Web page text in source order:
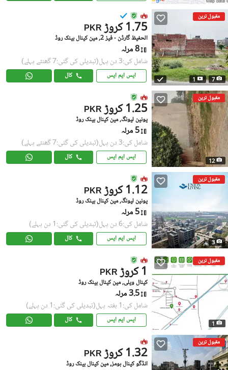
مقبول ترین
7
1
PKR 1.75 کروڑ
الحفیظ گارڈن - فیز 2, مین کینال بینک روڈ
8 مرلہ
شامل کی:3 دن پہل (تبدیلی کی گئی:7 گھنٹے پہلے)
ایس ایم ایس کال
مقبول ترین
12
PKR 1.25 کروڑ
یونین لیونگ, مین کینال بینک روڈ
5 مرلہ
شامل کی:3 دن پہل (تبدیلی کی گئی:7 گھنٹے پہلے)
ایس ایم ایس کال
مقبول ترین
3
PKR 1.12 کروڑ
یونین لیونگ, مین کینال بینک روڈ
5 مرلہ
شامل کی:6 دن پہل (تبدیلی کی گئی:1 دن پہلے)
ایس ایم ایس کال
مقبول ترین
1
PKR 1 کروڑ
کینال ویلی, مین کینال بینک روڈ
3.5 مرلہ
شامل کی:1 ہفتہ پہل (تبدیلی کی گئی:1 دن پہلے)
ایس ایم ایس کال
مقبول ترین
PKR 1.32 کروڑ
انڈگو کینال ہومز, مین کینال بینک روڈ